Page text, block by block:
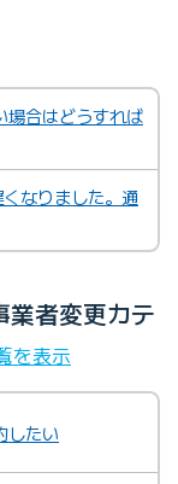
場合はどうすれば
なりました。通
業者変更カテ
を表示
したい